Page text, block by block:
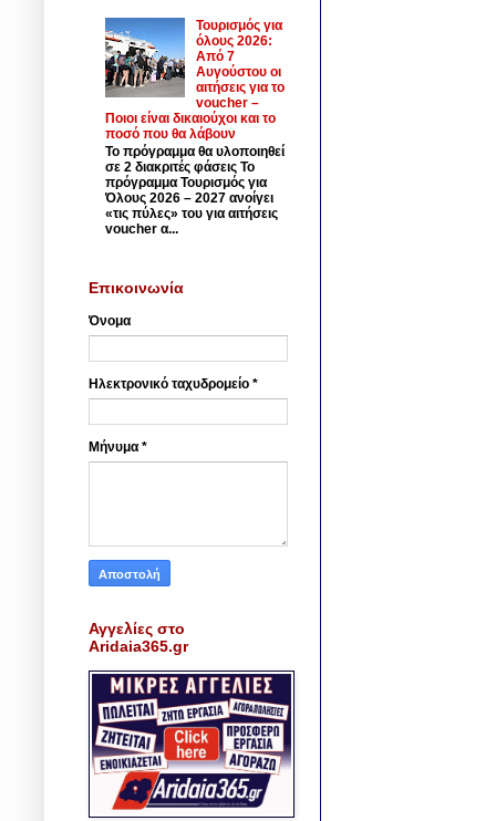
Τουρισμός για
όλους 2026:
Από 7
Αυγούστου οι
αιτήσεις για το
voucher –
Ποιοι είναι δικαιούχοι και το
ποσό που θα λάβουν
Το πρόγραμμα θα υλοποιηθεί
σε 2 διακριτές φάσεις Το
πρόγραμμα Τουρισμός για
Όλους 2026 – 2027 ανοίγει
«τις πύλες» του για αιτήσεις
voucher α...
Επικοινωνία
Όνομα
Ηλεκτρονικό ταχυδρομείο *
Μήνυμα *
Αγγελίες στο
Aridaia365.gr